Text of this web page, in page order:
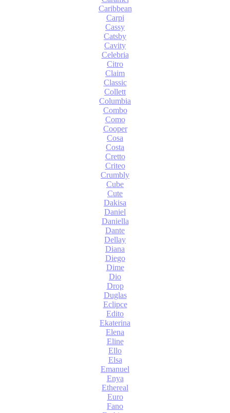
Caribbean
Carpi
Cassy
Catsby
Cavity
Celebria
Citro
Claim
Classic
Collett
Columbia
Combo
Como
Cooper
Cosa
Costa
Cretto
Criteo
Crumbly
Cube
Cute
Dakisa
Daniel
Daniella
Dante
Dellay
Diana
Diego
Dime
Dio
Drop
Duglas
Eclipce
Edito
Ekaterina
Elena
Eline
Ello
Elsa
Emanuel
Enya
Ethereal
Euro
Fano